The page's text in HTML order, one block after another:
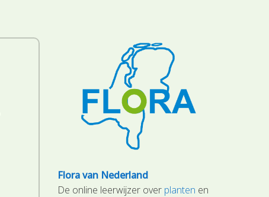
Flora van Nederland
De online leerwijzer over planten en